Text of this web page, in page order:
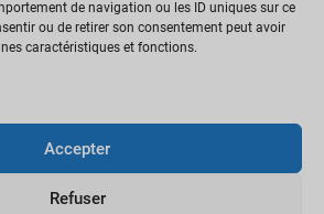
de navigation ou les ID uniques sur ce
ou de retirer son consentement peut avoir
caractéristiques et fonctions.
Accepter
Refuser
sur « J’accepte » pour activer
Facebook
Politique de cookies